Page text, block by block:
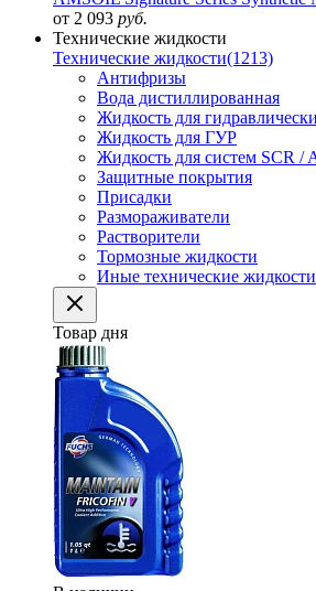
от 2 093 руб.
Технические жидкости
Технические жидкости(1213)
Антифризы
Вода дистиллированная
Жидкость для
Жидкость для ГУР
Жидкость для систем SCR /
Защитные покрытия
Присадки
Размораживатели
Растворители
Тормозные жидкости
Иные технические жидкости
Товар дня